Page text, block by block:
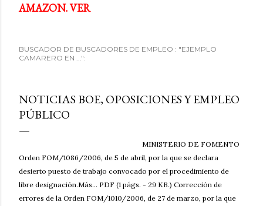
AMAZON. VER
BUSCADOR DE BUSCADORES DE EMPLEO : "EJEMPLO
CAMARERO EN ...":
NOTICIAS BOE, OPOSICIONES Y EMPLEO
PÚBLICO
MINISTERIO DE FOMENTO
Orden FOM/1086/2006, de 5 de abril, por la que se declara
desierto puesto de trabajo convocado por el procedimiento de
libre designación.Más... PDF (1 págs. - 29 KB.) Corrección de
errores de la Orden FOM/1010/2006, de 27 de marzo, por la que